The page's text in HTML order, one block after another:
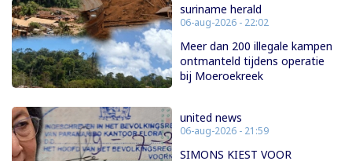
suriname herald
06-aug-2026 - 22:02
Meer dan 200 illegale kampen
ontmanteld tijdens operatie
bij Moeroekreek
united news
06-aug-2026 - 21:59
SIMONS KIEST VOOR